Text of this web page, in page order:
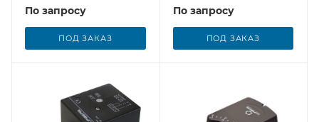
По запросу
ПОД ЗАКАЗ
По запросу
ПОД ЗАКАЗ